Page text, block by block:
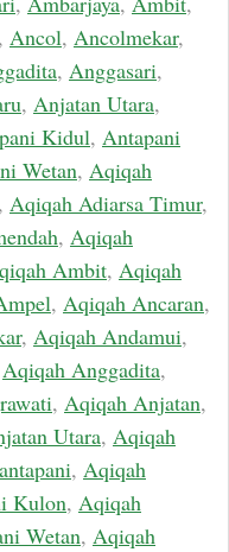
, Ancol, Ancolmekar,
, Anggasari,
, Anjatan Utara,
Kidul, Antapani
Wetan, Aqiqah
, Aqiqah Adiarsa Timur,
, Aqiqah
Ambit, Aqiqah
, Aqiqah Ancaran,
, Aqiqah Andamui,
Aqiqah Anggadita,
, Aqiqah Anjatan,
Utara, Aqiqah
, Aqiqah
Kulon, Aqiqah
Wetan, Aqiqah